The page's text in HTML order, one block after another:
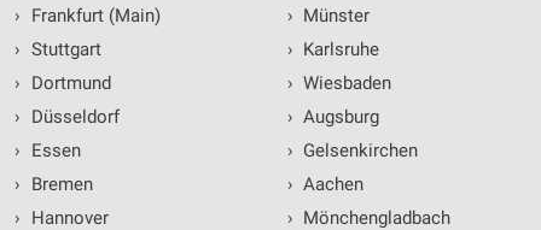
›
Frankfurt (Main)
› Stuttgart
›
Dortmund
›
Düsseldorf
›
Essen
›
Bremen
›
Hannover
› Münster
› Karlsruhe
› Wiesbaden
› Augsburg
› Gelsenkirchen
› Aachen
› Mönchengladbach